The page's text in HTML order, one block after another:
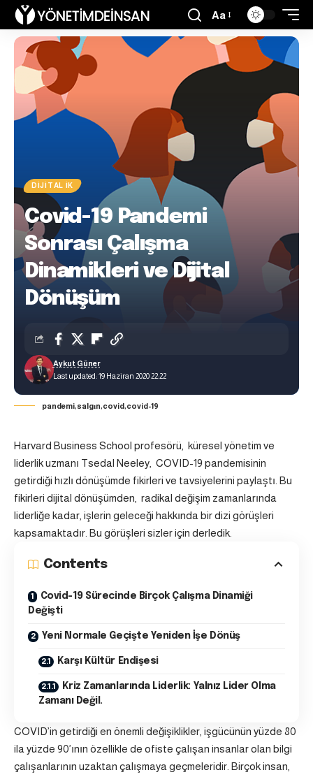
Aa
DIJITAL İK
Covid-19 Pandemi
Sonrası Çalışma
Dinamikleri ve Dijital
Dönüşüm
Last updated: 19 Haziran 2020 22:22
Aykut Güner
pandemi,salgın,covid,covid-19
Harvard Business School profesörü, küresel yönetim ve
liderlik uzmanı Tsedal Neeley, COVID-19 pandemisinin
getirdiği hızlı dönüşümde fikirleri ve tavsiyelerini paylaştı. Bu
fikirleri dijital dönüşümden, radikal değişim zamanlarında
liderliğe kadar, işlerin geleceği hakkında bir dizi görüşleri
kapsamaktadır. Bu görüşleri sizler için derledik.
Contents
Covid-19 Sürecinde Birçok Çalışma Dinamiği
Değişti
Yeni Normale Geçişte Yeniden İşe Dönüş
Karşı Kültür Endişesi
Kriz Zamanlarında Liderlik: Yalnız Lider Olma
Zamanı Değil.
COVID’in getirdiği en önemli değişiklikler, işgücünün yüzde 80
ila yüzde 90’ının özellikle de ofiste çalışan insanlar olan bilgi
çalışanlarının uzaktan çalışmaya geçmeleridir. Birçok insan,